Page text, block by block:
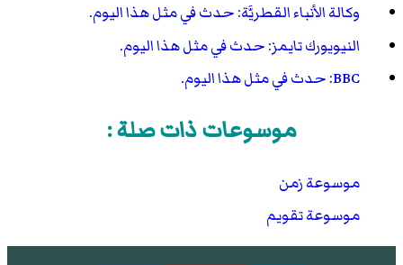
وكالة الأنباء القطريَّة: حدث في مثل هذا اليوم.
النيويورك تايمز: حدث في مثل هذا اليوم.
BBC: حدث في مثل هذا اليوم.
موسوعات ذات صلة :
موسوعة زمن
موسوعة تقويم